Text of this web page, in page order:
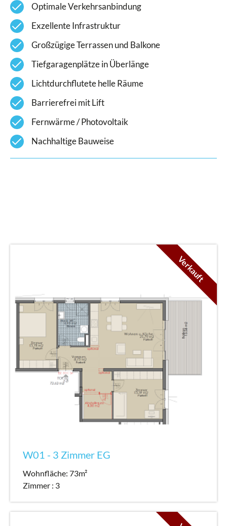
check Optimale Verkehrsanbindung
check Exzellente Infrastruktur
check Großzügige Terrassen und Balkone
check Tiefgaragenplätze in Überlänge
check Lichtdurchflutete helle Räume
check Barrierefrei mit Lift
check Fernwärme / Photovoltaik
check Nachhaltige Bauweise
Verkauft
W01 - 3 Zimmer EG
Wohnfläche: 73m²
Zimmer : 3